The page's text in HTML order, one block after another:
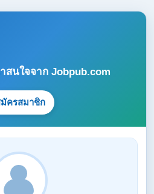
สนใจจาก Jobpub.com
ครสมาชิก